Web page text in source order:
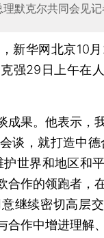
默克尔共同会见
新华网北京10
强29日上午在
果。他表示，
谈，就打造中德
世界和地区和
合作的领跑者，
继续密切高层
合作中增进理解